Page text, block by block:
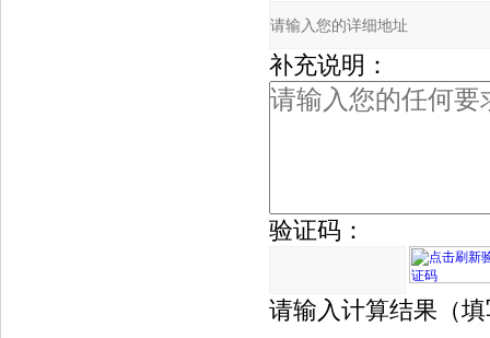
补充说明：
验证码：
请输入计算结果（